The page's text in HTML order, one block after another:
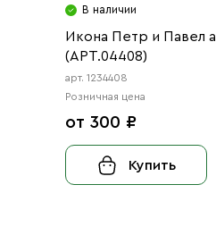
В наличии
Икона Петр и Павел
(АРТ.04408)
арт. 1234408
Розничная цена
от 300 ₽
Купить